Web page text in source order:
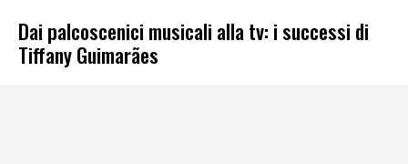
Dai palcoscenici musicali alla tv: i successi di
Tiffany Guimarães